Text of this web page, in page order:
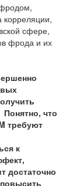
корреляции,
сфере,
фрода и их
что
требуют
к
достаточно